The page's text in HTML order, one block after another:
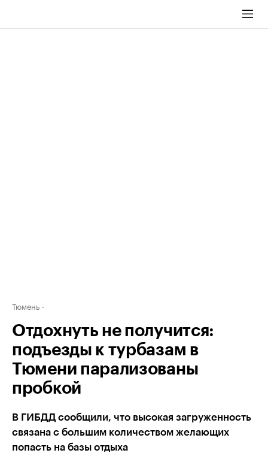
Тюмень
Отдохнуть не получится:
подъезды к турбазам в
Тюмени парализованы
пробкой
В ГИБДД сообщили, что высокая загруженность
связана с большим количеством желающих
попасть на базы отдыха